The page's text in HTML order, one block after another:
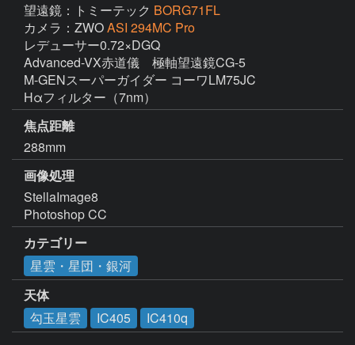
望遠鏡：トミーテック BORG71FL
カメラ：ZWOASI 294MC Pro
レデューサー0.72×DGQ
Advanced-VX赤道儀　極軸望遠鏡CG-5
M-GENスーパーガイダー コーワLM75JC
Hαフィルター（7nm）
焦点距離
288mm
画像処理
StellaImage8
Photoshop CC
カテゴリー
星雲・星団・銀河
天体
勾玉星雲
IC405 IC410q